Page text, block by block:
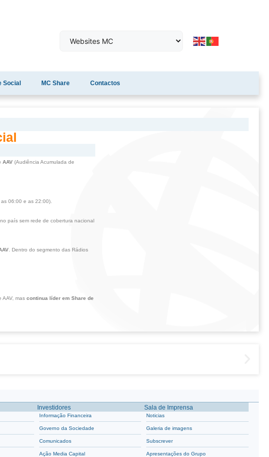
Social MC Share Contactos
AAV (Audiência Acumulada de
06:00 e as 22:00).
país sem rede de cobertura nacional
. Dentro do segmento das Rádios
AAV, mas continua líder em Share de
Investidores
Informação Financeira
Governo da Sociedade
Comunicados
Ação Media Capital
Sala de Imprensa
Noticias
Galeria de imagens
Subscrever
Apresentações do Grupo